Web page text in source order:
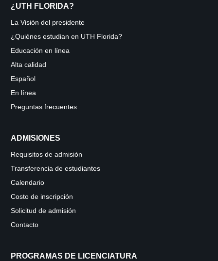
¿UTH FLORIDA?
La Visión del presidente
¿Quiénes estudian en UTH Florida?
Educación en línea
Alta calidad
Español
En línea
Preguntas frecuentes
ADMISIONES
Requisitos de admisión
Transferencia de estudiantes
Calendario
Costo de inscripción
Solicitud de admisión
Contacto
PROGRAMAS DE LICENCIATURA